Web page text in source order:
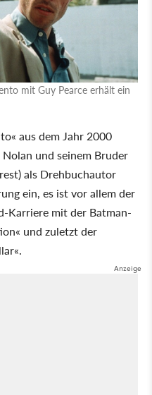
mit Guy Pearce erhält ein
aus dem Jahr 2000
und seinem Bruder
als Drehbuchautor
ein, es ist vor allem der
Karriere mit der Batman-
und zuletzt der